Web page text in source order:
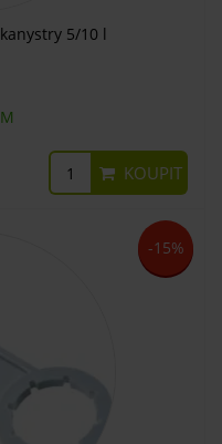
5/10 l
KOUPIT
-15%